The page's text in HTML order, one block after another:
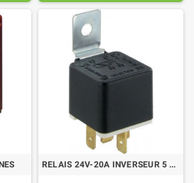
RELAIS 24V-20A INVERSEUR 5 BORNES